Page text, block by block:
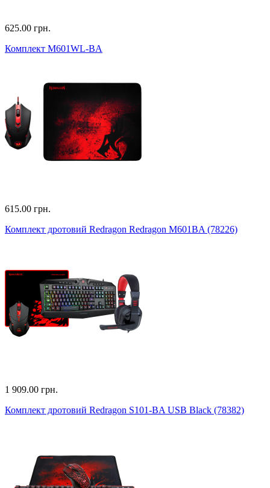
625.00 грн.
Комплект M601WL-BA
615.00 грн.
Комплект дротовий Redragon Redragon M601BA (78226)
1 909.00 грн.
Комплект дротовий Redragon S101-BA USB Black (78382)